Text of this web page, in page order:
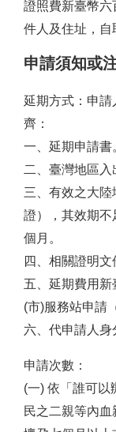
證照費新臺幣六
件人及住址，自
申請須知或
延期方式：申
齊：
一、延期申請書
二、臺灣地區入
三、有效之大
證），其效期不
個月。
四、相關證明文
五、延期費用
(市)服務站申請
六、代申請人身
申請次數：
(一) 依「誰可以
民之二親等內